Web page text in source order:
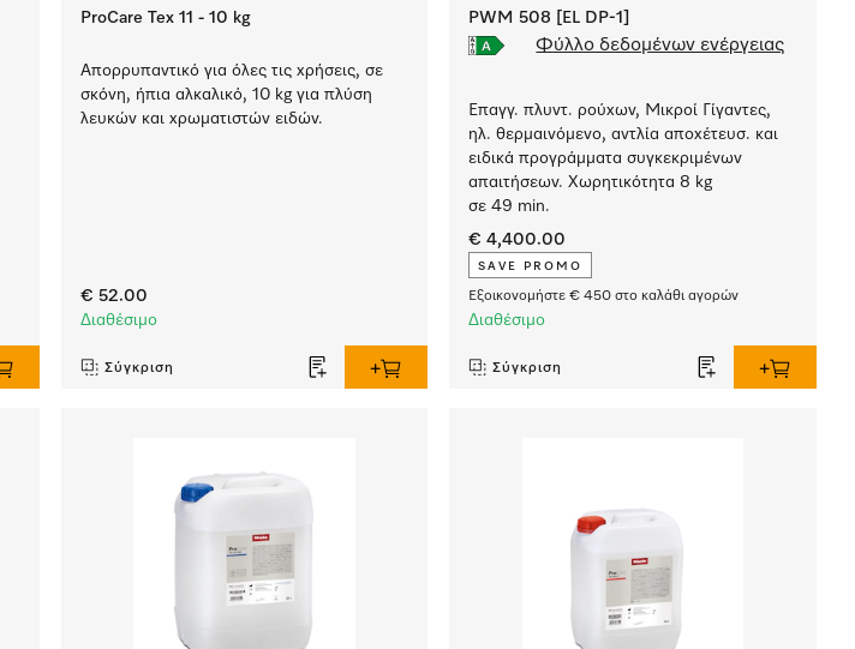
ProCare Tex 11 - 10 kg
Απορρυπαντικό για όλες τις χρήσεις, σε
σκόνη, ήπια αλκαλικό, 10 kg για πλύση
λευκών και χρωματιστών ειδών.
€ 52.00
Διαθέσιμο
Σύγκριση
PWM 508 [EL DP-1]
Φύλλο δεδομένων ενέργειας
Επαγγ. πλυντ. ρούχων, Μικροί Γίγαντες,
ηλ. θερμαινόμενο, αντλία αποχέτευσ. και
ειδικά προγράμματα συγκεκριμένων
απαιτήσεων. Χωρητικότητα 8 kg
σε 49 min.
€ 4,400.00
SAVE PROMO
Εξοικονομήστε € 450 στο καλάθι αγορών
Διαθέσιμο
Σύγκριση